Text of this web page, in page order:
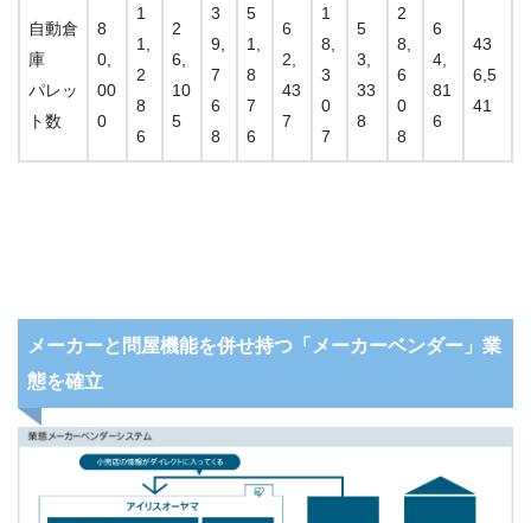
自動倉
庫
パレッ
ト数
8
0,
00
0
1
1,
2
8
6
2
6,
10
5
3
9,
7
6
8
5
1,
8
7
6
6
2,
43
7
1
8,
3
0
7
5
3,
33
8
2
8,
6
0
8
6
4,
81
6
43
6,5
41
メーカーと問屋機能を併せ持つ「メーカーベンダー」業
態を確立